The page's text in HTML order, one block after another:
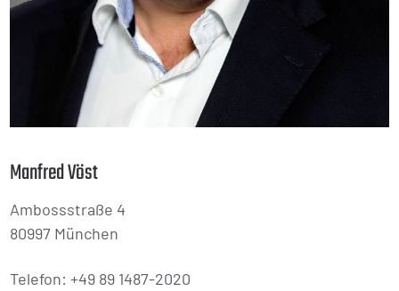
Manfred Vöst
Ambossstraße 4
80997 München
Telefon: +49 89 1487-2020